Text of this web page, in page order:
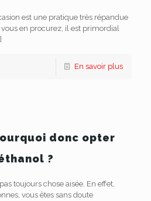
est une pratique très répandue
en procurez, il est primordial
En savoir plus
donc opter
?
toujours chose aisée. En effet,
vous êtes sans doute